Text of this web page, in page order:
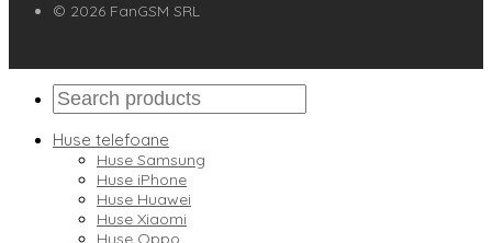
© 2026 FanGSM SRL
Huse telefoane
Huse Samsung
Huse iPhone
Huse Huawei
Huse Xiaomi
Huse Oppo